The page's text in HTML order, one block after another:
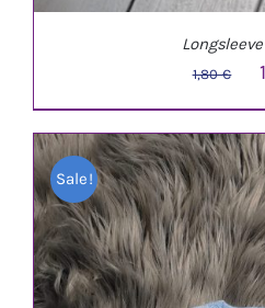
IN DEN WARENKORB
1,80€
Sale!